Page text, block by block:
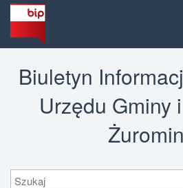
Biuletyn
Urzędu Gminy
Szukaj